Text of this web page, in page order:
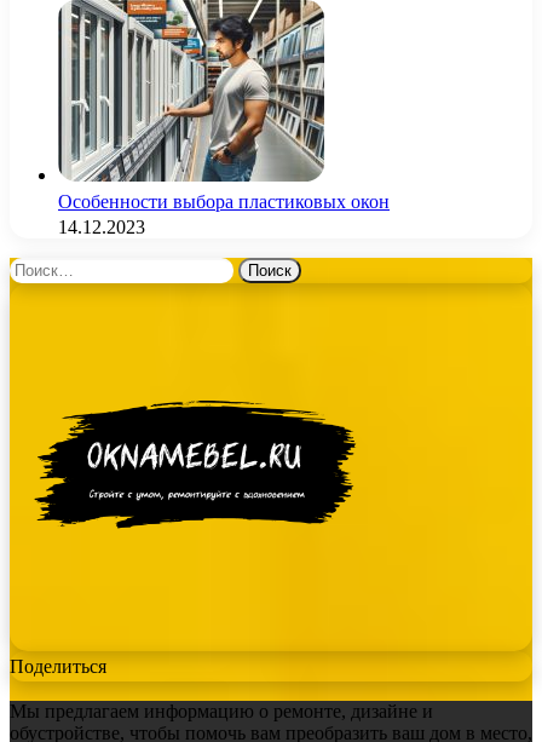
Особенности выбора пластиковых окон
14.12.2023
Найти:
Поделиться
Мы предлагаем информацию о ремонте, дизайне и
обустройстве, чтобы помочь вам преобразить ваш дом в место,